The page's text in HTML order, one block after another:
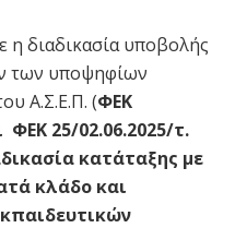
η διαδικασία υποβολής
των υποψηφίων
Α.Σ.Ε.Π. (ΦΕΚ
ΦΕΚ 25/02.06.2025/τ.
κατάταξης με
κλάδο και